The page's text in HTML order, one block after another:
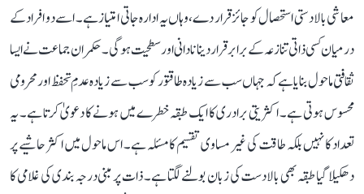
معاشی بالادستی استحصال کو جائز قرار دے، وہاں یہ ادارہ جاتی امتیاز ہے۔ اسے دو افراد کے
درمیان کسی ذاتی تنازعہ کے برابر قرار دینا نادانی اور سطحیت ہوگی۔ حکمران جماعت نے ایسا
ثقافتی ماحول بنایا ہے کہ جہاں سب سے زیادہ طاقتور کو سب سے زیادہ عدمِ تحفظ اور محرومی
محسوس ہوتی ہے۔ اکثریتی برادری کا ایک طبقہ خطرے میں ہونے کا دعویٰ کرتا ہے۔ یہ
تعداد کا نہیں بلکہ طاقت کی غیر مساوی تقسیم کا مسئلہ ہے۔ اس ماحول میں اکثر حاشیے پر
دھکیلا گیا طبقہ بھی بالادست کی زبان بولنے لگتا ہے۔ ذات پر مبنی درجہ بندی کی غلامی کا